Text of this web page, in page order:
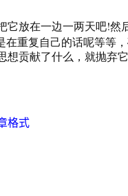
放在一边一两天吧!然
在重复自己的话呢等等
献了什么，就抛弃
格式